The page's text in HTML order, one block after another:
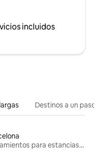
incluidos
Destinos a un
Alojamientos para estancias largas